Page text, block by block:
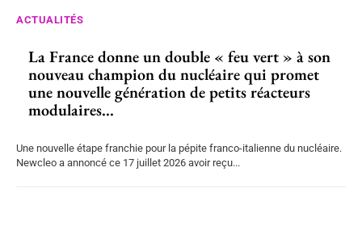
ACTUALITÉS
La France donne un double « feu vert » à son
nouveau champion du nucléaire qui promet
une nouvelle génération de petits réacteurs
modulaires...
Une nouvelle étape franchie pour la pépite franco-italienne du nucléaire.
Newcleo a annoncé ce 17 juillet 2026 avoir reçu...